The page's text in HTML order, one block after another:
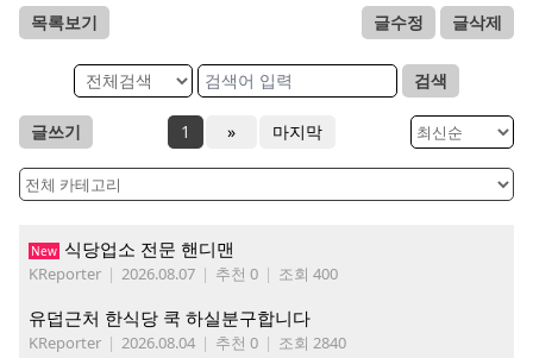
목록보기 글수정 글삭제
검색
글쓰기 1 » 마지막
New 식당업소 전문 핸디맨
KReporter | 2026.08.07 | 추천 0 | 조회 400
유덥근처 한식당 쿡 하실분구합니다
KReporter | 2026.08.04 | 추천 0 | 조회 2840